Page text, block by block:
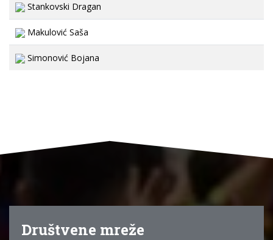
Stankovski Dragan
Makulović Saša
Simonović Bojana
Društvene mreže